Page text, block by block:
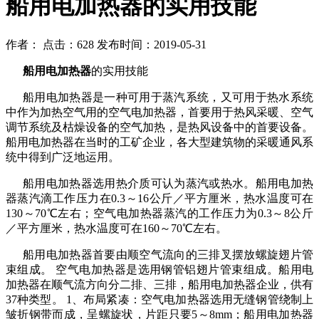
船用电加热器的实用技能
作者： 点击：628 发布时间：2019-05-31
船用电加热器的实用技能
船用电加热器是一种可用于蒸汽系统，又可用于热水系统
中作为加热空气用的空气电加热器，首要用于热风采暖、空气
调节系统及枯燥设备的空气加热，是热风设备中的首要设备。
船用电加热器在当时的工矿企业，各大型建筑物的采暖通风系
统中得到广泛地运用。
船用电加热器选用热介质可认为蒸汽或热水。船用电加热
器蒸汽滴工作压力在0.3～16公斤／平方厘米，热水温度可在
130～70℃左右；空气电加热器蒸汽的工作压力为0.3～8公斤
／平方厘米，热水温度可在160～70℃左右。
船用电加热器首要由顺空气流向的三排叉摆放螺旋翅片管
束组成。
空气电加热器是选用钢管铝翅片管束组成。船用电
加热器在顺气流方向分二排、三排，船用电加热器企业，供有
37种类型。 1、布局紧凑：空气电加热器选用无缝钢管绕制上
皱折钢带而成，呈螺旋状，片距只要5～8mm；船用电加热器